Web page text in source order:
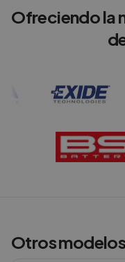
Ofreciendo la
Otros